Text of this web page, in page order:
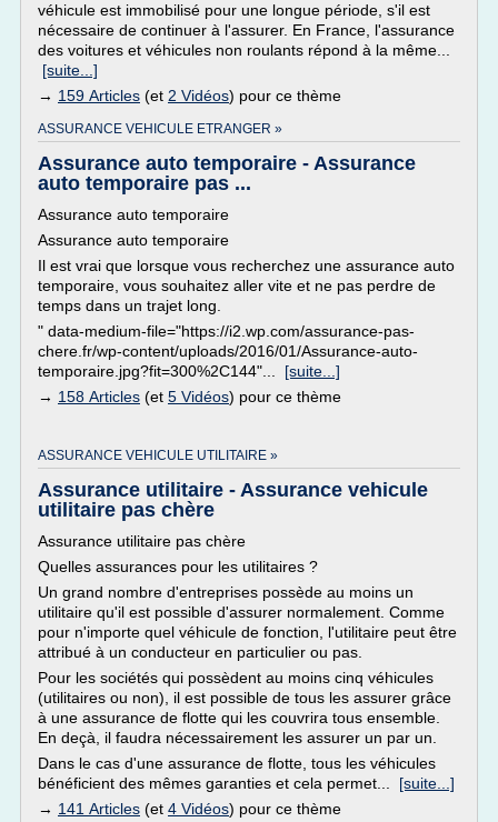
véhicule est immobilisé pour une longue période, s'il est
nécessaire de continuer à l'assurer. En France, l'assurance
des voitures et véhicules non roulants répond à la même...
[suite...]
→ 159 Articles (et 2 Vidéos) pour ce thème
ASSURANCE VEHICULE ETRANGER »
Assurance auto temporaire - Assurance
auto temporaire pas ...
Assurance auto temporaire
Assurance auto temporaire
Il est vrai que lorsque vous recherchez une assurance auto
temporaire, vous souhaitez aller vite et ne pas perdre de
temps dans un trajet long.
" data-medium-file="https://i2.wp.com/assurance-pas-
chere.fr/wp-content/uploads/2016/01/Assurance-auto-
temporaire.jpg?fit=300%2C144"... [suite...]
→ 158 Articles (et 5 Vidéos) pour ce thème
ASSURANCE VEHICULE UTILITAIRE »
Assurance utilitaire - Assurance vehicule
utilitaire pas chère
Assurance utilitaire pas chère
Quelles assurances pour les utilitaires ?
Un grand nombre d'entreprises possède au moins un
utilitaire qu'il est possible d'assurer normalement. Comme
pour n'importe quel véhicule de fonction, l'utilitaire peut être
attribué à un conducteur en particulier ou pas.
Pour les sociétés qui possèdent au moins cinq véhicules
(utilitaires ou non), il est possible de tous les assurer grâce
à une assurance de flotte qui les couvrira tous ensemble.
En deçà, il faudra nécessairement les assurer un par un.
Dans le cas d'une assurance de flotte, tous les véhicules
bénéficient des mêmes garanties et cela permet... [suite...]
→ 141 Articles (et 4 Vidéos) pour ce thème